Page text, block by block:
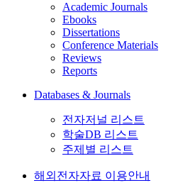
Academic Journals
Ebooks
Dissertations
Conference Materials
Reviews
Reports
Databases & Journals
전자저널 리스트
학술DB 리스트
주제별 리스트
해외전자자료 이용안내